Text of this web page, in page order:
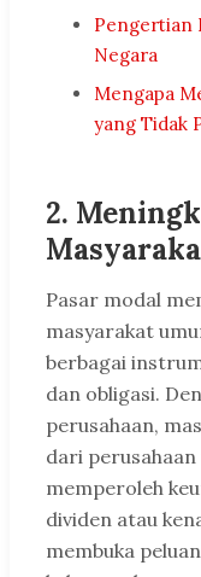
Pengertian
Negara
Mengapa
yang Tidak
2.
Pasar modal
masyarakat
berbagai
dan obligasi.
perusahaan,
dari
memperoleh
dividen atau
membuka